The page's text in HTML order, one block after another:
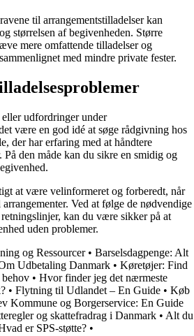
til arrangementstilladelser kan
størrelsen af begivenheden. Større
mere omfattende tilladelser og
med mindre private fester.
udfordringer under
være en god idé at søge rådgivning hos
der har erfaring med at håndtere
På den måde kan du sikre en smidig og
at være velinformeret og forberedt, når
Ved at følge de nødvendige
kan du være sikker på at
uden problemer.
og Ressourcer• Barselsdagpenge: Alt
Udbetaling Danmark • Køretøjer: Find
• Hvor finder jeg det nærmeste
• Flytning til Udlandet – En Guide • Køb
Kommune og Borgerservice: En Guide
og skattefradrag i Danmark • Alt du
er SPS-støtte? •